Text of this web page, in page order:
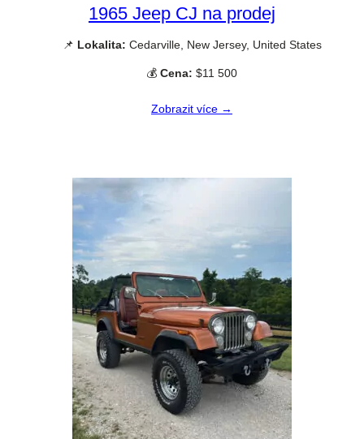
1965 Jeep CJ na prodej
📌 Lokalita: Cedarville, New Jersey, United States
💰 Cena: $11 500
Zobrazit více →